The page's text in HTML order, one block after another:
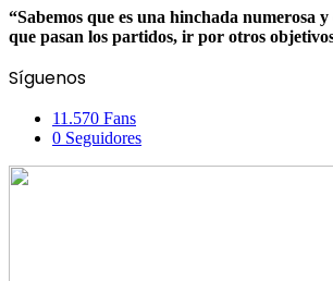
“Sabemos que es una hinchada numerosa
que pasan los partidos, ir por otros
Facebook
X
Pinterest
Messenger
Messenger
WhatsApp
Telegram
Compartir
por
electrónico
Imprimir
Síguenos
11.570 Fans
0 Seguidores